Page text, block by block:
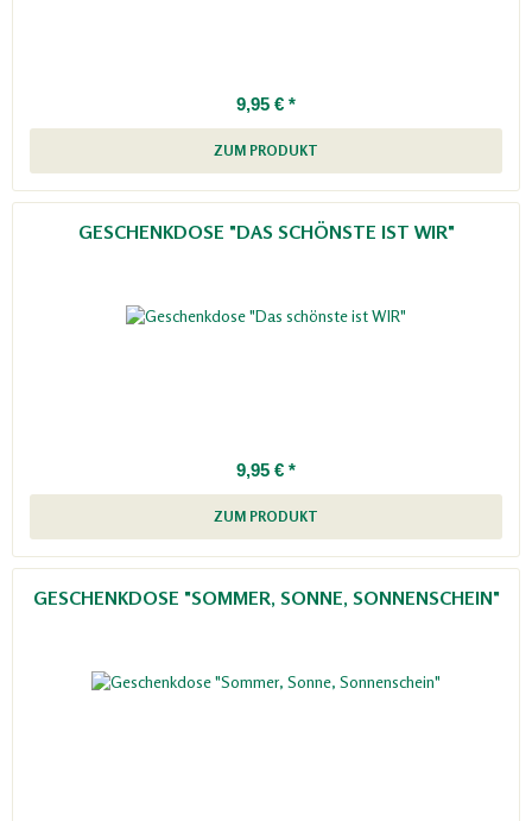
9,95 € *
ZUM PRODUKT
GESCHENKDOSE "DAS SCHÖNSTE IST WIR"
9,95 € *
ZUM PRODUKT
GESCHENKDOSE "SOMMER, SONNE, SONNENSCHEIN"